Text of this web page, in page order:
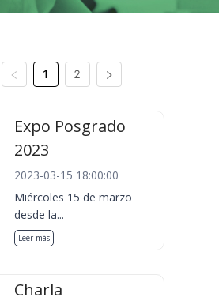
1 2
Expo Posgrado
2023
2023-03-15 18:00:00
Miércoles 15 de marzo
desde la...
Leer más
Charla